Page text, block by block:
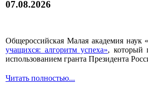
07.08.2026
Общероссийская Малая академия наук
учащихся: алгоритм успеха», который
использованием гранта Президента
Читать полностью...